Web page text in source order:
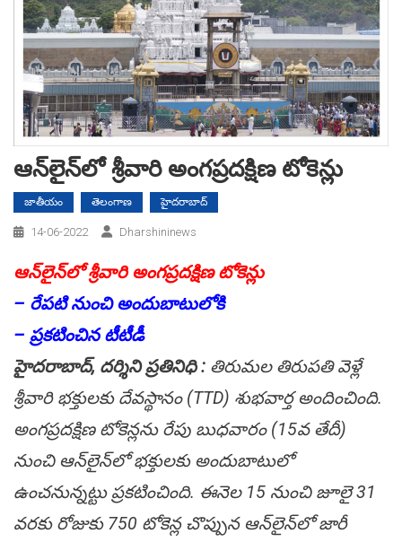
ఆన్‌‌లై‌న్‌లో శ్రీవారి అంగ‌ప్రద‌క్షిణ టోకెన్లు
జాతీయం తెలంగాణ హైదరాబాద్
14-06-2022 Dharshininews
ఆన్‌‌లై‌న్‌లో శ్రీవారి అంగ‌ప్రద‌క్షిణ టోకెన్లు
– రేప‌టి నుంచి అందుబాటులోకి
– ప్ర‌క‌టించిన టీటీడీ
హైద‌రా‌బాద్‌, ద‌ర్శిని ప్ర‌తినిధి : తిరుమ‌ల తిరుప‌తి వెళ్లే
శ్రీ‌వారి భక్తులకు దేవస్థానం (TTD) శుభవార్త అందించింది.
అంగ‌ప్రద‌క్షిణ టోకె‌న్లను రేపు బుధవారం (15వ తేదీ)
నుంచి ఆన్‌‌లై‌న్‌లో భక్తు‌లకు అందు‌బా‌టులో
ఉంచ‌ను‌న్నట్టు ప్రకటించింది. ఈనెల 15 నుంచి జూలై 31
వరకు రోజుకు 750 టోకెన్ల చొప్పున ఆన్‌‌లై‌న్‌లో జారీ